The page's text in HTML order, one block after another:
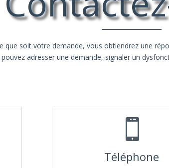
que soit votre demande, vous obtiendrez une
pouvez adresser une demande, signaler un

Téléphone